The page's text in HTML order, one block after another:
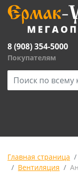
8 (908) 354-5000
Покупателям
Главная страница
Вентиляция